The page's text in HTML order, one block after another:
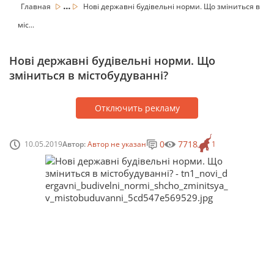
Главная ...
Нові державні будівельні норми. Що зміниться в
міс...
Нові державні будівельні норми. Що
зміниться в містобудуванні?
Отключить рекламу
10.05.2019Автор:Автор не указан 1
0 7718